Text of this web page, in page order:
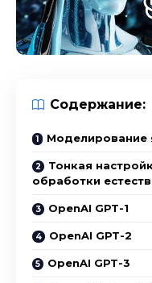
Содержание:
Моделирование
Тонкая
обработки
OpenAI GPT-1
OpenAI GPT-2
OpenAI GPT-3